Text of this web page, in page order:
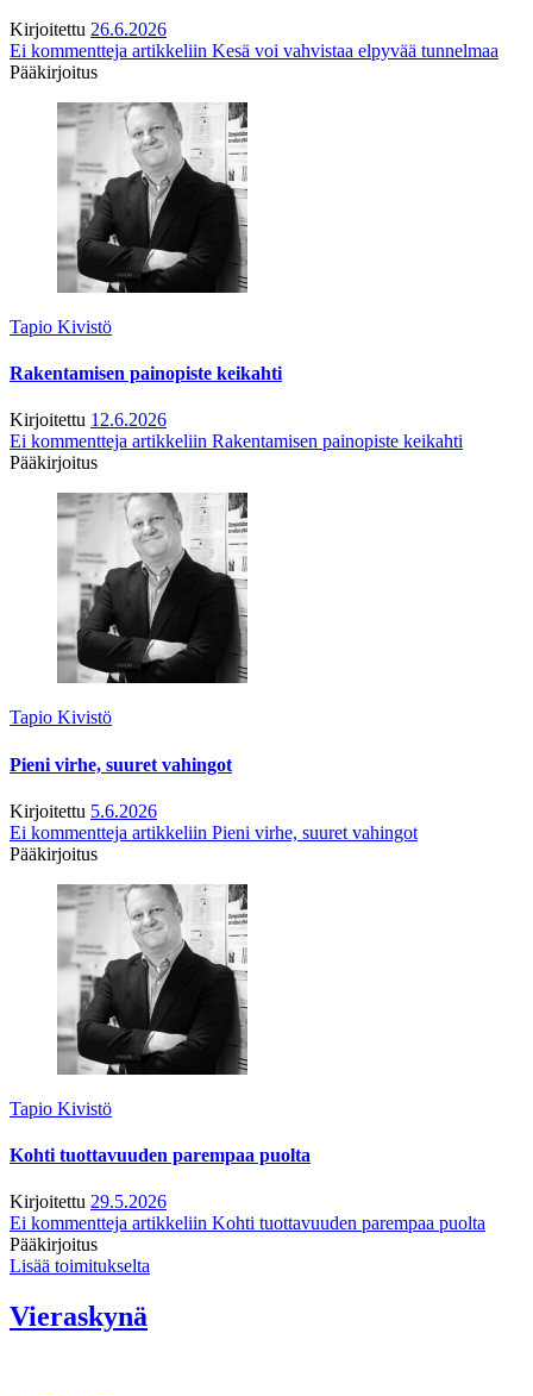
Kirjoitettu 26.6.2026
Ei kommentteja artikkeliin Kesä voi vahvistaa elpyvää tunnelmaa
Pääkirjoitus
Tapio Kivistö
Rakentamisen painopiste keikahti
Kirjoitettu 12.6.2026
Ei kommentteja artikkeliin Rakentamisen painopiste keikahti
Pääkirjoitus
Tapio Kivistö
Pieni virhe, suuret vahingot
Kirjoitettu 5.6.2026
Ei kommentteja artikkeliin Pieni virhe, suuret vahingot
Pääkirjoitus
Tapio Kivistö
Kohti tuottavuuden parempaa puolta
Kirjoitettu 29.5.2026
Ei kommentteja artikkeliin Kohti tuottavuuden parempaa puolta
Pääkirjoitus
Lisää toimitukselta
Vieraskynä